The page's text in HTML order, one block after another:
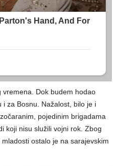
vremena. Dok budem hodao
za Bosnu. Nažalost, bilo je i
pojedinim brigadama
koji nisu služili vojni rok. Zbog
ostalo je na sarajevskim